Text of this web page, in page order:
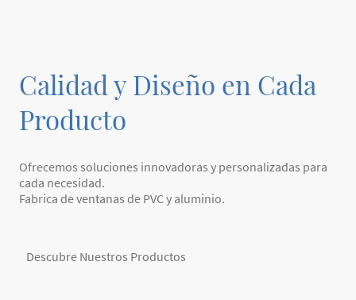
Calidad y Diseño en Cada
Producto
Ofrecemos soluciones innovadoras y personalizadas para
cada necesidad.
Fabrica de ventanas de PVC y aluminio.
Descubre Nuestros Productos